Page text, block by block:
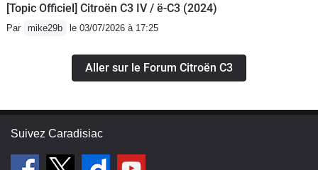
[Topic Officiel] Citroën C3 IV / ë-C3 (2024)
Par mike29b le 03/07/2026 à 17:25
Aller sur le Forum Citroën C3
Suivez Caradisiac